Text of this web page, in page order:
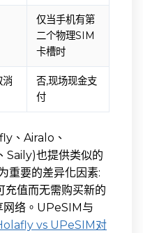
仅当手机有第
二个物理SIM
卡槽时
消
否,现场现金支
付
、Airalo、
也提供类似的
重要的差异化因素:
值而无需购买新的
网络。UPeSIM与
vs UPeSIM对